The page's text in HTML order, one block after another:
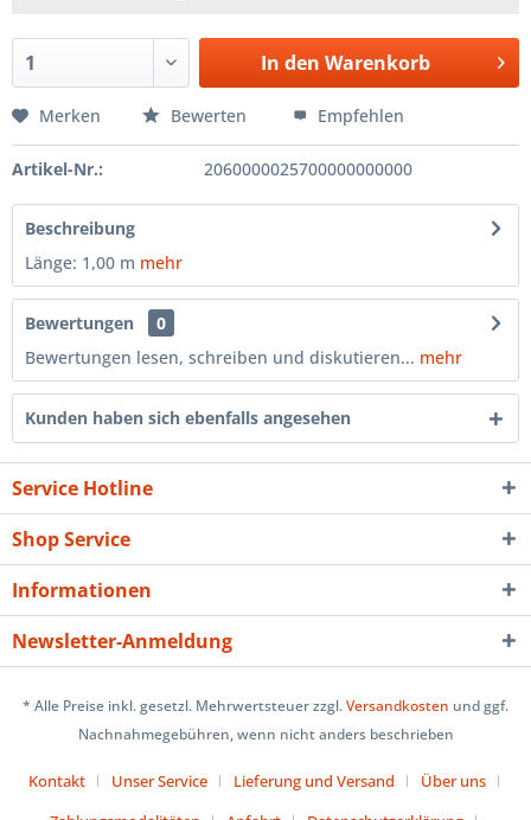
In den Warenkorb
Merken Bewerten Empfehlen
Artikel-Nr.: 2060000025700000000000
Beschreibung
Länge: 1,00 m mehr
Bewertungen
0
Bewertungen lesen, schreiben und diskutieren... mehr
Kunden haben sich ebenfalls angesehen
Service Hotline
Shop Service
Informationen
Newsletter-Anmeldung
* Alle Preise inkl. gesetzl. Mehrwertsteuer zzgl.Versandkosten und ggf.
Nachnahmegebühren, wenn nicht anders beschrieben
Kontakt Unser Service Lieferung und Versand
Über uns